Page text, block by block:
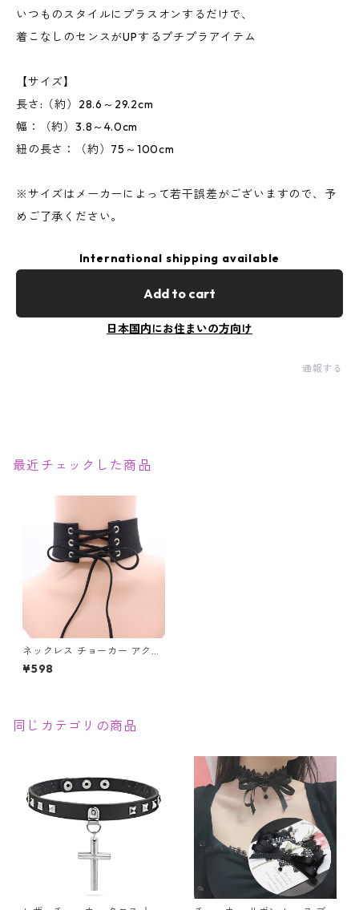
いつものスタイルにプラスオンするだけで、
着こなしのセンスがUPするプチプラアイテム
【サイズ】
長さ:（約）28.6～29.2cm
幅：（約）3.8～4.0cm
紐の長さ：（約）75～100cm
※サイズはメーカーによって若干誤差がございますので、予
めご了承ください。
International shipping available
Add to cart
日本国内にお住まいの方向け
通報する
最近チェックした商品
ネックレス チョーカー アクセ
サリー ベルベットチョーカー
幅広 レースアップ 編み上げ ワ
¥598
同じカテゴリの商品